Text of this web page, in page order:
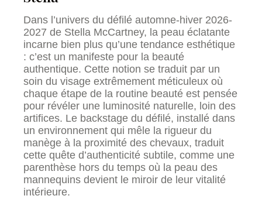
Dans l’univers du défilé automne-hiver 2026-
2027 de Stella McCartney, la peau éclatante
incarne bien plus qu’une tendance esthétique
: c’est un manifeste pour la beauté
authentique. Cette notion se traduit par un
soin du visage extrêmement méticuleux où
chaque étape de la routine beauté est pensée
pour révéler une luminosité naturelle, loin des
artifices. Le backstage du défilé, installé dans
un environnement qui mêle la rigueur du
manège à la proximité des chevaux, traduit
cette quête d’authenticité subtile, comme une
parenthèse hors du temps où la peau des
mannequins devient le miroir de leur vitalité
intérieure.